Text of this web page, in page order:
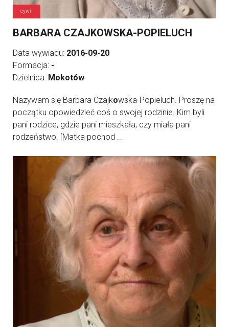
cywil
BARBARA CZAJKOWSKA-POPIELUCH
Data wywiadu: 2016-09-20
Formacja: -
Dzielnica: Mokotów
Nazywam się Barbara Czajkowska-Popieluch. Proszę na
początku opowiedzieć coś o swojej rodzinie. Kim byli
pani rodzice, gdzie pani mieszkała, czy miała pani
rodzeństwo. [Matka pochod ...